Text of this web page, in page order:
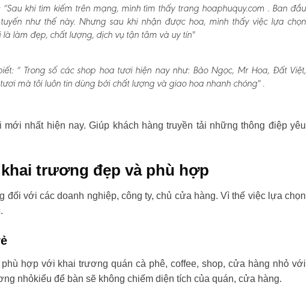
“Sau khi tìm kiếm trên mạng, mình tìm thấy trang hoaphuquy.com . Ban đầu
như thế này. Nhưng sau khi nhận được hoa, mình thấy việc lựa chọn
làm đẹp, chất lượng, dịch vụ tận tâm và uy tín"
“ Trong số các shop hoa tươi hiện nay như: Bảo Ngọc, Mr Hoa, Đất Việt,
mà tôi luôn tin dùng bởi chất lượng và giao hoa nhanh chóng" .
nhất hiện nay. Giúp khách hàng truyền tải những thông điệp yêu
trương đẹp và phù hợp
đối với các doanh nghiệp, công ty, chủ cửa hàng. Vì thế việc lựa chọn
hợp với khai trương quán cà phê, coffee, shop, cửa hàng nhỏ với
nhỏkiểu để bàn sẽ không chiếm diện tích của quán, cửa hàng.